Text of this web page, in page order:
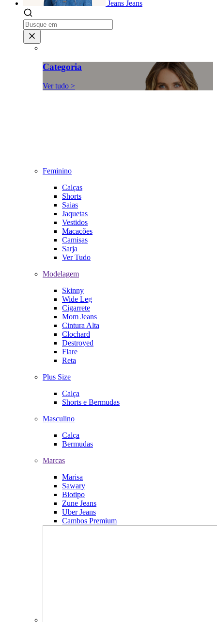
Jeans Jeans
Categoria
Ver tudo >
Feminino
Calças
Shorts
Saias
Jaquetas
Vestidos
Macacões
Camisas
Sarja
Ver Tudo
Modelagem
Skinny
Wide Leg
Cigarrete
Mom Jeans
Cintura Alta
Clochard
Destroyed
Flare
Reta
Plus Size
Calça
Shorts e Bermudas
Masculino
Calça
Bermudas
Marcas
Marisa
Sawary
Biotipo
Zune Jeans
Uber Jeans
Cambos Premium